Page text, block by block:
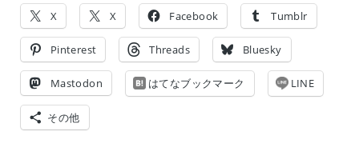
X X Facebook Tumblr
Pinterest Threads Bluesky
Mastodon はてなブックマーク LINE
その他